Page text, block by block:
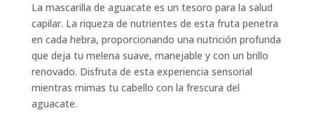
La mascarilla de aguacate es un tesoro para la salud
capilar. La riqueza de nutrientes de esta fruta penetra
en cada hebra, proporcionando una nutrición profunda
que deja tu melena suave, manejable y con un brillo
renovado. Disfruta de esta experiencia sensorial
mientras mimas tu cabello con la frescura del
aguacate.